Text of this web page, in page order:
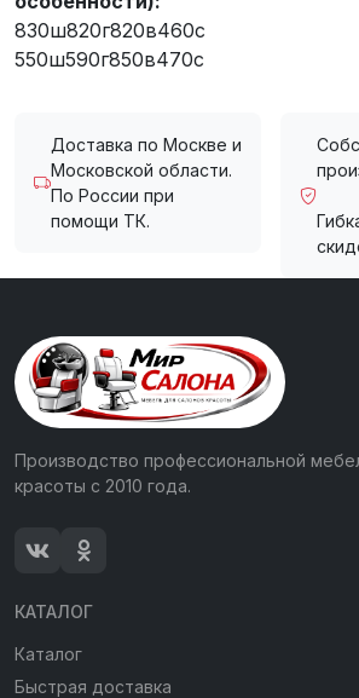
830ш820г820в460с
550ш590г850в470с
Доставка по Москве и
Московской области.
По России при
помощи ТК.
Производство профессиональной
красоты с 2010 года.
КАТАЛОГ
Каталог
Быстрая доставка